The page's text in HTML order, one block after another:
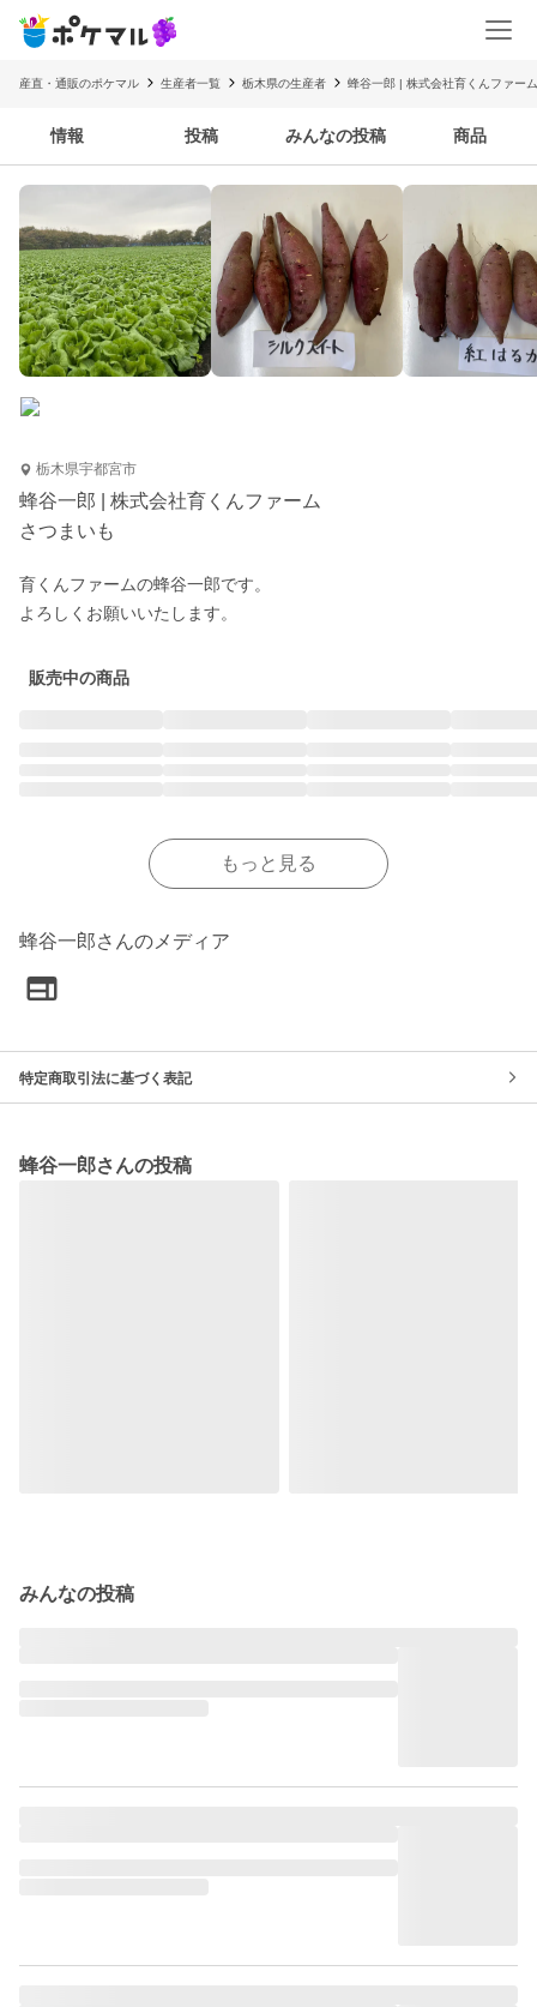
産直・通販のポケマル 生産者一覧 栃木県の生産者 蜂谷一郎 | 株式会社育くんファーム
情報 投稿 みんなの投稿 商品
栃木県宇都宮市
蜂谷一郎 | 株式会社育くんファーム
さつまいも
育くんファームの蜂谷一郎です。
よろしくお願いいたします。
販売中の商品
もっと見る
蜂谷一郎さんのメディア
特定商取引法に基づく表記
蜂谷一郎さんの投稿
みんなの投稿